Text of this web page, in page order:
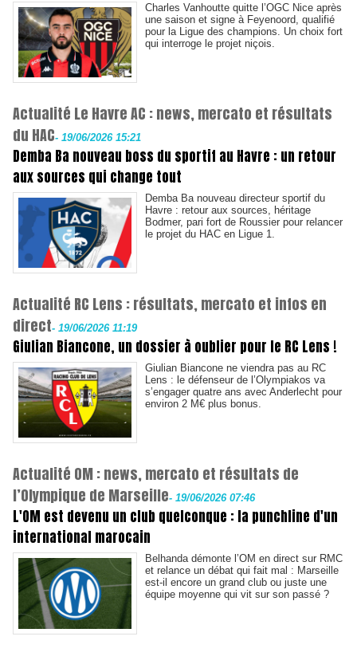
Charles Vanhoutte quitte l’OGC Nice après
une saison et signe à Feyenoord, qualifié
pour la Ligue des champions. Un choix fort
qui interroge le projet niçois.
Actualité Le Havre AC : news, mercato et résultats
du HAC- 19/06/2026 15:21
Demba Ba nouveau boss du sportif au Havre : un retour
aux sources qui change tout
Demba Ba nouveau directeur sportif du
Havre : retour aux sources, héritage
Bodmer, pari fort de Roussier pour relancer
le projet du HAC en Ligue 1.
Actualité RC Lens : résultats, mercato et infos en
direct- 19/06/2026 11:19
Giulian Biancone, un dossier à oublier pour le RC Lens !
Giulian Biancone ne viendra pas au RC
Lens : le défenseur de l’Olympiakos va
s’engager quatre ans avec Anderlecht pour
environ 2 M€ plus bonus.
Actualité OM : news, mercato et résultats de
l’Olympique de Marseille- 19/06/2026 07:46
L'OM est devenu un club quelconque : la punchline d'un
international marocain
Belhanda démonte l’OM en direct sur RMC
et relance un débat qui fait mal : Marseille
est-il encore un grand club ou juste une
équipe moyenne qui vit sur son passé ?